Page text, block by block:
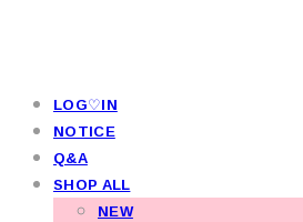
LOG♡IN
NOTICE
Q&A
SHOP ALL
NEW